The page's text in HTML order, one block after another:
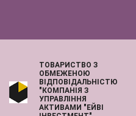
ТОВАРИСТВО З
ОБМЕЖЕНОЮ
ВІДПОВІДАЛЬНІСТЮ
"КОМПАНІЯ З
УПРАВЛІННЯ
АКТИВАМИ "ЕЙВІ